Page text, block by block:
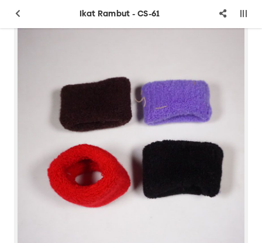
Ikat Rambut - CS-61